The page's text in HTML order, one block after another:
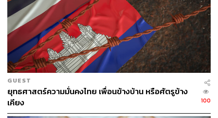
GUEST
ยุทธศาสตร์ความมั่นคงไทย เพื่อนข้างบ้าน หรือศัตรูข้าง
เคียง
100